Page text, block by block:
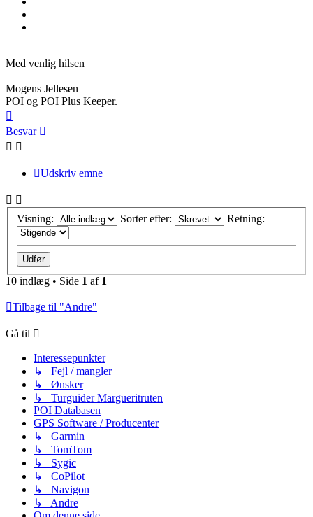
Med venlig hilsen
Mogens Jellesen
POI og POI Plus Keeper.
Besvar
Udskriv emne
Visning: Sorter efter: Retning:
10 indlæg • Side 1 af 1
Tilbage til "Andre"
Gå til
Interessepunkter
↳ Fejl / mangler
↳ Ønsker
↳ Turguider Margueritruten
POI Databasen
GPS Software / Producenter
↳ Garmin
↳ TomTom
↳ Sygic
↳ CoPilot
↳ Navigon
↳ Andre